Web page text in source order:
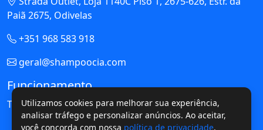
Utilizamos cookies para melhorar sua experiência,
analisar tráfego e personalizar anúncios. Ao aceitar,
você concorda com nossa política de privacidade.
Paiã 2675, Odivelas
+351 968 583 918
geral@shampoocia.com
Funcionamento
Todos os Dias: 10h às 23h